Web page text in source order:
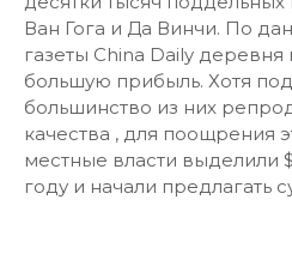
Ван Гога и Да Винчи. По
газеты China Daily
большую прибыль. Хотя
большинство из них
качества , для поощрения
местные власти выделили
году и начали предлагать